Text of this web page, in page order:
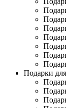
Подарки